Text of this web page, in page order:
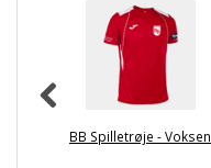
BB Spilletrøje - Voksen